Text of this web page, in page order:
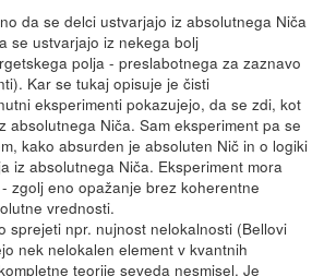
da se delci ustvarjajo iz absolutnega Niča
se ustvarjajo iz nekega bolj
polja - preslabotnega za zaznavo
Kar se tukaj opisuje je čisti
eksperimenti pokazujejo, da se zdi, kot
absolutnega Niča. Sam eksperiment pa se
kako absurden je absoluten Nič in o logiki
iz absolutnega Niča. Eksperiment mora
zgolj eno opažanje brez koherentne
vrednosti.
sprejeti npr. nujnost nelokalnosti (Bellovi
nek nelokalen element v kvantnih
teorije seveda nesmisel. Je